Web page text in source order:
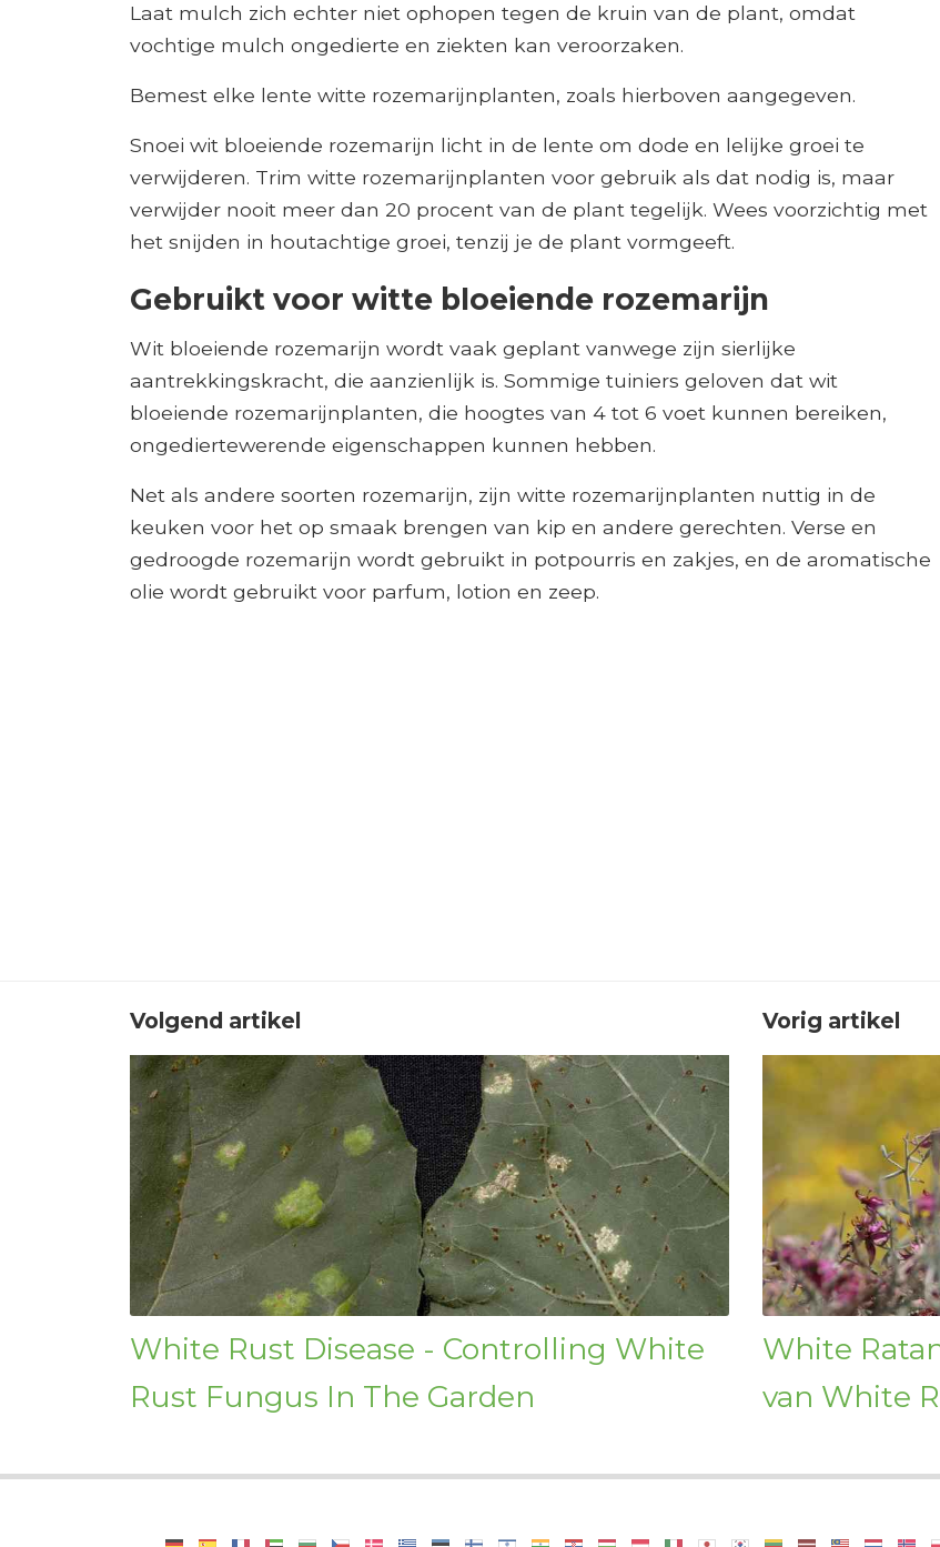
Laat mulch zich echter niet ophopen tegen de kruin van de plant, omdat
vochtige mulch ongedierte en ziekten kan veroorzaken.
Bemest elke lente witte rozemarijnplanten, zoals hierboven aangegeven.
Snoei wit bloeiende rozemarijn licht in de lente om dode en lelijke groei te
verwijderen. Trim witte rozemarijnplanten voor gebruik als dat nodig is, maar
verwijder nooit meer dan 20 procent van de plant tegelijk. Wees voorzichtig met
het snijden in houtachtige groei, tenzij je de plant vormgeeft.
Gebruikt voor witte bloeiende rozemarijn
Wit bloeiende rozemarijn wordt vaak geplant vanwege zijn sierlijke
aantrekkingskracht, die aanzienlijk is. Sommige tuiniers geloven dat wit
bloeiende rozemarijnplanten, die hoogtes van 4 tot 6 voet kunnen bereiken,
ongediertewerende eigenschappen kunnen hebben.
Net als andere soorten rozemarijn, zijn witte rozemarijnplanten nuttig in de
keuken voor het op smaak brengen van kip en andere gerechten. Verse en
gedroogde rozemarijn wordt gebruikt in potpourris en zakjes, en de aromatische
olie wordt gebruikt voor parfum, lotion en zeep.
Volgend artikel
White Rust Disease - Controlling White
Rust Fungus In The Garden
Vorig artikel
White
van White